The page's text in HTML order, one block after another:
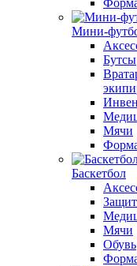
Мини-
Бутсы
Мячи
Баскетбол
Мячи
Обувь